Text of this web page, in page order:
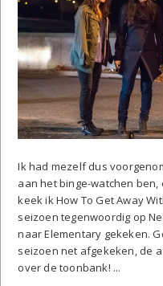
Ik had mezelf dus
aan het binge-watchen
keek ik How To Get Away
seizoen tegenwoordig op
naar Elementary gekeken.
seizoen net afgekeken, de
over de toonbank! ...